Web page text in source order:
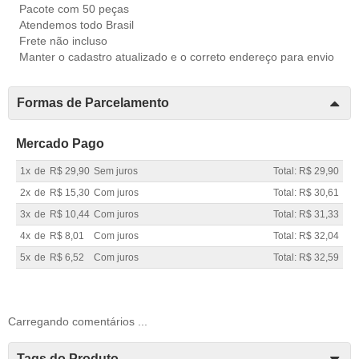
Pacote com 50 peças
Atendemos todo Brasil
Frete não incluso
Manter o cadastro atualizado e o correto endereço para envio
Formas de Parcelamento
Mercado Pago
1x de R$ 29,90 Sem juros
Total: R$ 29,90
2x de R$ 15,30 Com juros
Total: R$ 30,61
3x de R$ 10,44 Com juros
Total: R$ 31,33
4x de R$ 8,01 Com juros
Total: R$ 32,04
5x de R$ 6,52 Com juros Total: R$ 32,59
Carregando comentários ...